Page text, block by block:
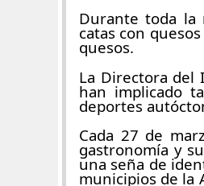
Durante toda la
catas con
quesos.
La Directora del
han implicado
deportes
Cada 27 de
gastronomía y
una seña de
municipios de la